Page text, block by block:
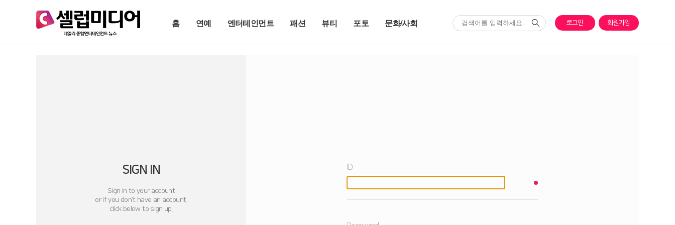
로그인 회원가입
홈 연예 엔터테인먼트 패션 뷰티 포토 문화/사회
SIGN IN
Sign in to your account
or if you don't have an account.
click below to sign up.
ID